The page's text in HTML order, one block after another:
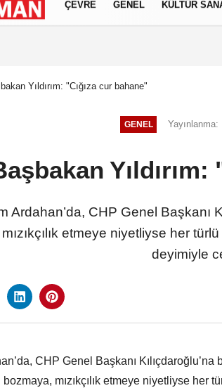
Gizlilik İlkeleri
ÇEVRE GENEL KÜLTÜR
Yıldırım: "Cığıza cur bahane"
GENEL
Ardahan’da, CHP Genel
etmeye niyetliyse her
deyimiyle
CHP Genel Başkanı
mızıkçılık etmeye niyetliyse her